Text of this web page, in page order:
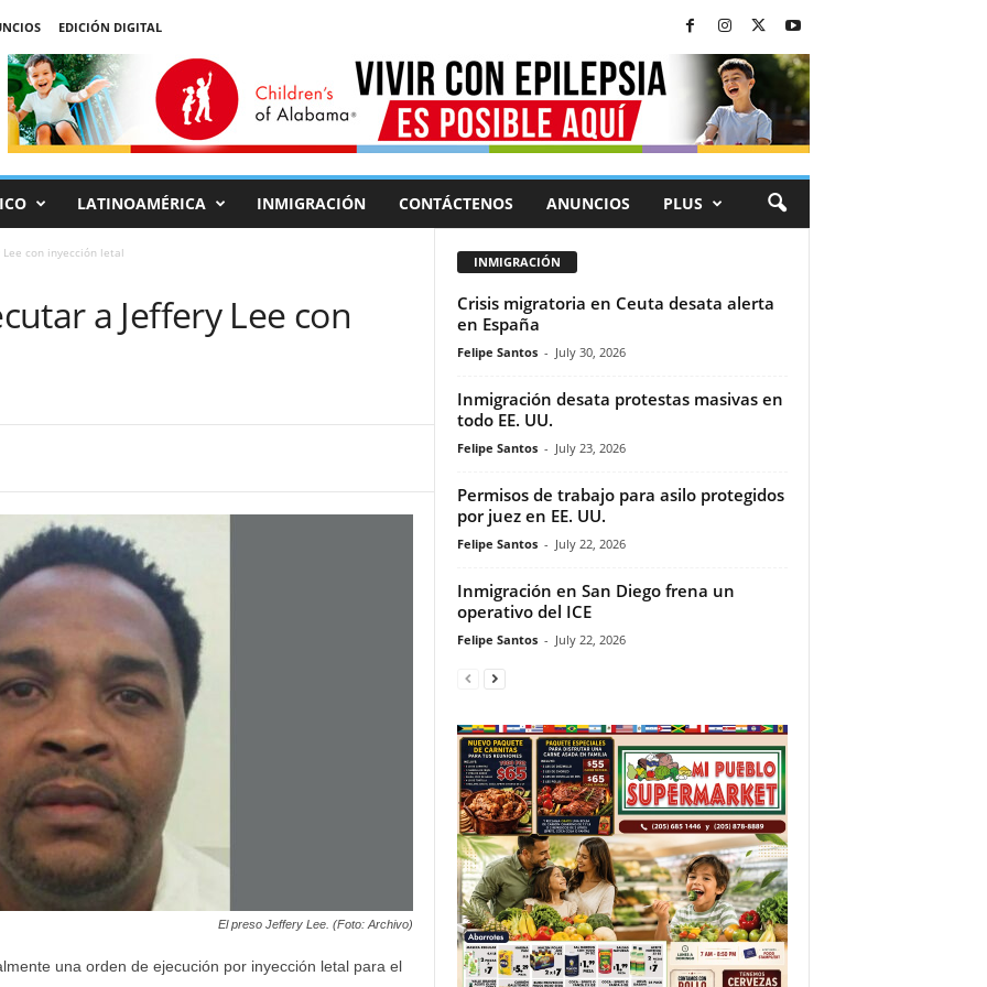
EDICIÓN DIGITAL
LATINOAMÉRICA INMIGRACIÓN CONTÁCTENOS ANUNCIOS PLUS
con inyección letal
a Jeffery Lee con
El preso Jeffery Lee. (Foto: Archivo)
una orden de ejecución por inyección letal para el
INMIGRACIÓN
Crisis migratoria en Ceuta desata alerta
en España
Felipe Santos - July 30, 2026
Inmigración desata protestas masivas en
todo EE. UU.
Felipe Santos - July 23, 2026
Permisos de trabajo para asilo protegidos
por juez en EE. UU.
Felipe Santos - July 22, 2026
Inmigración en San Diego frena un
operativo del ICE
Felipe Santos - July 22, 2026